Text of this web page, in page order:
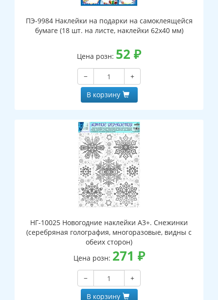
ПЭ-9984 Наклейки на подарки на самоклеящейся
бумаге (18 шт. на листе, наклейки 62х40 мм)
Цена розн: 52 ₽
−
+
В корзину
НГ-10025 Новогодние наклейки А3+. Снежинки
(серебряная голография, многоразовые, видны с
обеих сторон)
Цена розн: 271 ₽
−
+
В корзину